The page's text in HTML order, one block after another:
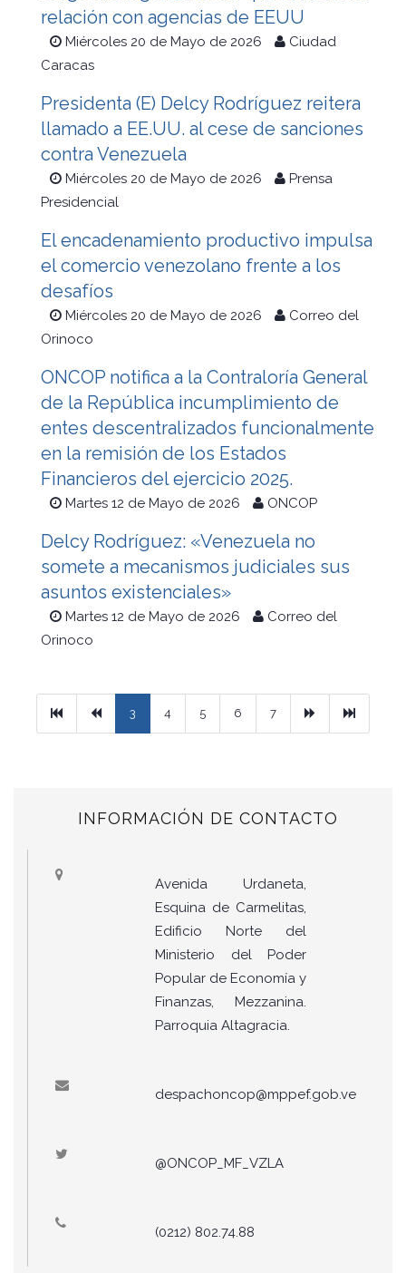
relación con agencias de EEUU
Miércoles 20 de Mayo de 2026
Ciudad
Caracas
Presidenta (E) Delcy Rodríguez reitera
llamado a EE.UU. al cese de sanciones
contra Venezuela
Miércoles 20 de Mayo de 2026
Prensa
Presidencial
El encadenamiento productivo impulsa
el comercio venezolano frente a los
desafíos
Miércoles 20 de Mayo de 2026
Correo del
Orinoco
ONCOP notifica a la Contraloría General
de la República incumplimiento de
entes descentralizados funcionalmente
en la remisión de los Estados
Financieros del ejercicio 2025.
Martes 12 de Mayo de 2026 ONCOP
Delcy Rodríguez: «Venezuela no
somete a mecanismos judiciales sus
asuntos existenciales»
Martes 12 de Mayo de 2026
Correo del
Orinoco
PrimeraPrevious
3 4 5 6 7 Ultimo
INFORMACIÓN DE CONTACTO
Avenida Urdaneta,
Esquina de Carmelitas,
Edificio Norte del
Ministerio del Poder
Popular de Economía y
Finanzas, Mezzanina.
Parroquia Altagracia.
despachoncop@mppef.gob.ve
@ONCOP_MF_VZLA
(0212) 802.74.88